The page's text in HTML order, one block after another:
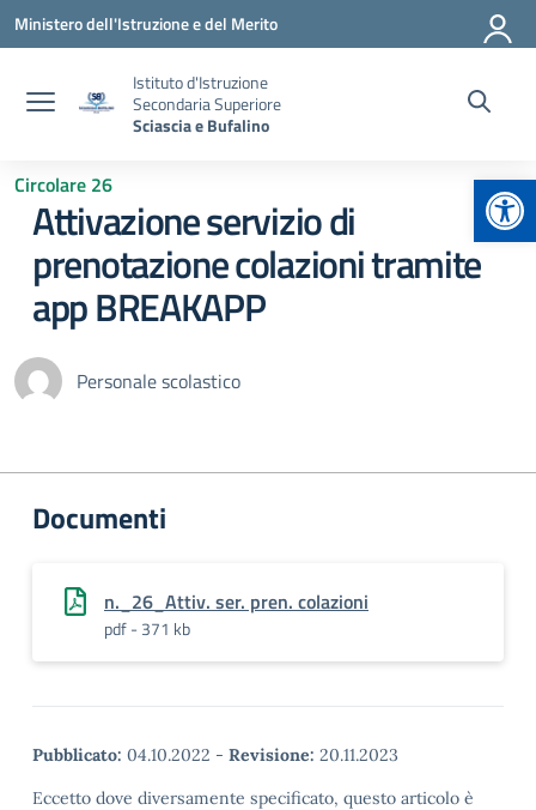
Vai ai contenuti
Vai al menu di navigazione
Vai al footer
Ministero dell'Istruzione e del Merito
Istituto d'Istruzione
Secondaria Superiore
Sciascia e Bufalino
Circolare 26
Attivazione servizio di
prenotazione colazioni tramite
app BREAKAPP
Personale scolastico
Documenti
n._26_Attiv. ser. pren. colazioni
pdf - 371 kb
Pubblicato: 04.10.2022 - Revisione: 20.11.2023
Eccetto dove diversamente specificato, questo articolo è